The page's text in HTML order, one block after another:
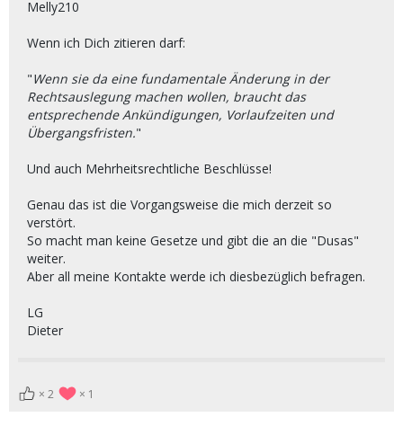
Melly210
Wenn ich Dich zitieren darf:
"Wenn sie da eine fundamentale Änderung in der
Rechtsauslegung machen wollen, braucht das
entsprechende Ankündigungen, Vorlaufzeiten und
Übergangsfristen."
Und auch Mehrheitsrechtliche Beschlüsse!
Genau das ist die Vorgangsweise die mich derzeit so
verstört.
So macht man keine Gesetze und gibt die an die "Dusas"
weiter.
Aber all meine Kontakte werde ich diesbezüglich befragen.
LG
Dieter
2 1